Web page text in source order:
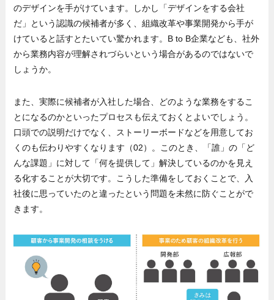
のデザインを手がけています。しかし「デザインをする会社
だ」という認識の候補者が多く、組織改革や事業開発から手が
けていると話すとたいてい驚かれます。B to B企業なども、社外
から業務内容が理解されづらいという場合があるのではないで
しょうか。
また、実際に候補者が入社した場合、どのような業務をするこ
とになるのかといったプロセスも伝えておくとよいでしょう。
口頭での説明だけでなく、ストーリーボードなどを用意してお
くのも伝わりやすくなります（02）。このとき、「誰」の「ど
んな課題」に対して「何を提供して」解決しているのかを見え
る化することが大切です。こうした準備をしておくことで、入
社後に思っていたのと違ったという問題を未然に防ぐことがで
きます。